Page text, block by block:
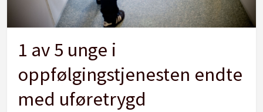
1 av 5 unge i
oppfølgingstjenesten endte
med uføretrygd